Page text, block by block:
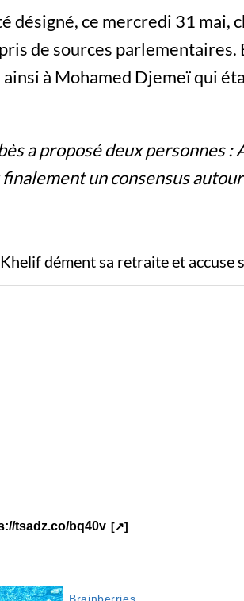
désigné, ce mercredi 31 mai,
de sources parlementaires.
à Mohamed Djemeï qui
a proposé deux personnes :
finalement un consensus
dément sa retraite et accuse
tsadz.co/bq40v